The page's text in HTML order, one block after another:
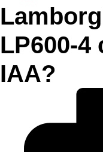
LP600-4
IAA?